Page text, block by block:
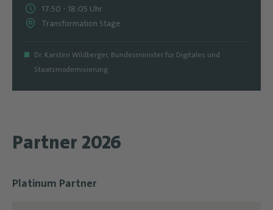
17:50 - 18:05 Uhr
Transformation Stage
Dr. Karsten Wildberger, Bundesminister für Digitales und
Staatsmodernisierung
Partner 2026
Platinum Partner